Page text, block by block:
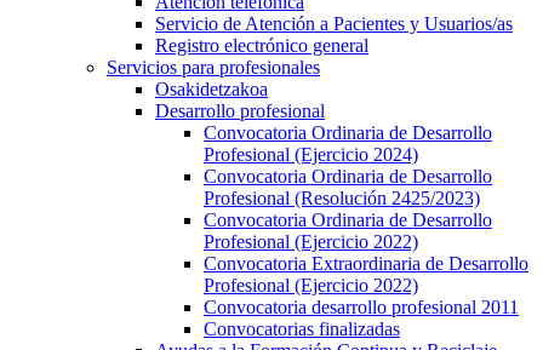
Servicio de Atención a Pacientes y Usuarios/as
Registro electrónico general
Servicios para profesionales
Osakidetzakoa
Desarrollo profesional
Convocatoria Ordinaria de Desarrollo
Profesional (Ejercicio 2024)
Convocatoria Ordinaria de Desarrollo
Profesional (Resolución 2425/2023)
Convocatoria Ordinaria de Desarrollo
Profesional (Ejercicio 2022)
Convocatoria Extraordinaria de Desarrollo
Profesional (Ejercicio 2022)
Convocatoria desarrollo profesional 2011
Convocatorias finalizadas